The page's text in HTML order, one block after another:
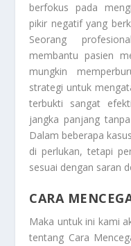
berfokus pada
pikir negatif yang
Seorang
membantu pasien
mungkin
strategi untuk
terbukti sangat
jangka panjang
Dalam beberapa
di perlukan, tetapi
sesuai dengan saran
CARA
Maka untuk ini kami
tentang Cara